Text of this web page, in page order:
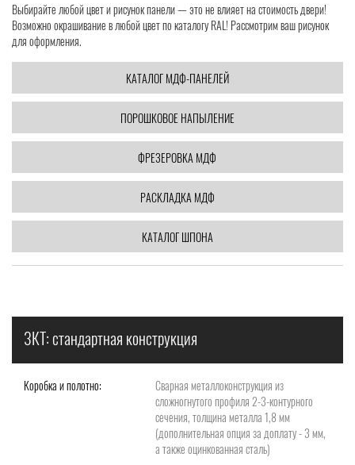
Выбирайте любой цвет и рисунок панели — это не влияет на стоимость двери!
Возможно окрашивание в любой цвет по каталогу RAL! Рассмотрим ваш рисунок
для оформления.
КАТАЛОГ МДФ-ПАНЕЛЕЙ
ПОРОШКОВОЕ НАПЫЛЕНИЕ
ФРЕЗЕРОВКА МДФ
РАСКЛАДКА МДФ
КАТАЛОГ ШПОНА
3КТ: стандартная конструкция
Коробка и полотно:
Сварная металлоконструкция из
сложногнутого профиля 2-3-контурного
сечения, толщина металла 1,8 мм
(дополнительная опция за доплату - 3 мм,
а также оцинкованная сталь)